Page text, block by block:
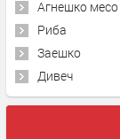
Агнешко месо
Риба
Заешко
Дивеч